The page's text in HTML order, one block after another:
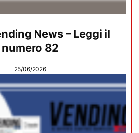
News – Leggi il
numero 82
25/06/2026